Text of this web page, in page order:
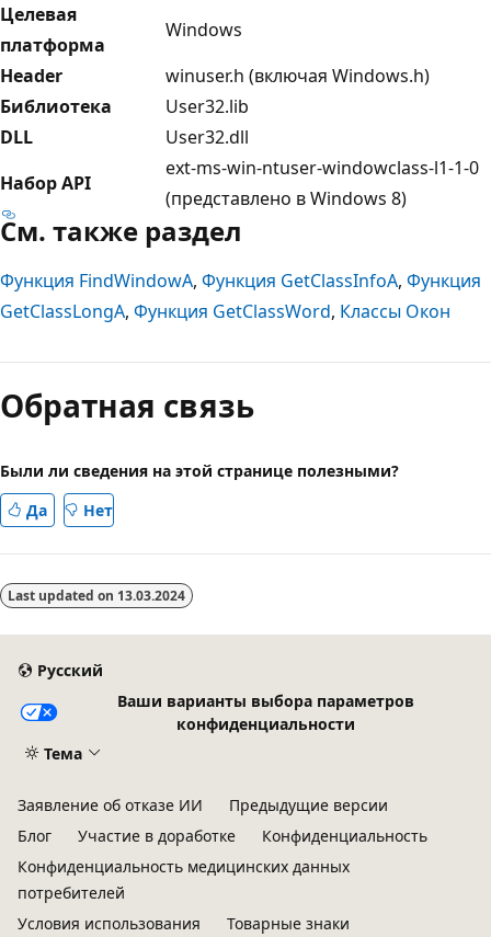
Целевая
платформа
Windows
Header
winuser.h (включая Windows.h)
Библиотека
User32.lib
DLL
User32.dll
Набор API
ext-ms-win-ntuser-windowclass-l1-1-0
(представлено в Windows 8)
См. также раздел
Функция FindWindowA, Функция GetClassInfoA, Функция
GetClassLongA, Функция GetClassWord, Классы Окон
чтения
выключен
Обратная связь
Были ли сведения на этой странице полезными?
Да
Нет
Last updated on 13.03.2024
Русский
Ваши варианты выбора параметров
конфиденциальности
Тема
Заявление об отказе ИИ
Предыдущие версии
Блог
Участие в доработке
Конфиденциальность
Конфиденциальность медицинских данных
потребителей
Условия использования
Товарные знаки